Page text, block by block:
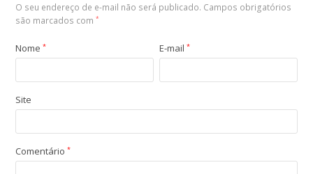
O seu endereço de e-mail não será publicado. Campos obrigatórios
são marcados com*
Nome* E-mail*
Site
Comentário*